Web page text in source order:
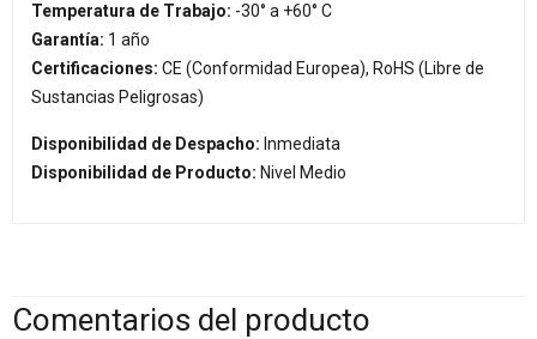
Temperatura de Trabajo: -30° a +60° C
Garantía: 1 año
Certificaciones: CE (Conformidad Europea), RoHS (Libre de
Sustancias Peligrosas)
Disponibilidad de Despacho: Inmediata
Disponibilidad de Producto: Nivel Medio
Comentarios del producto